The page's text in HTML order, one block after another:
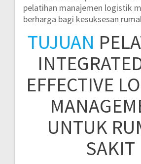
pelatihan manajemen logistik
berharga bagi kesuksesan
TUJUAN
EFFECTIVE
UNTUK
SAKIT